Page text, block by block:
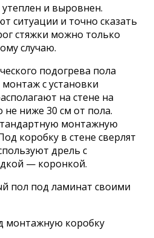
и выровнен.
ситуации и точно сказать
стяжки можно только
случаю.
подогрева пола
с установки
на стене на
ниже 30 см от пола.
монтажную
коробку в стене сверлят
дрель с
— коронкой.
монтажную коробку